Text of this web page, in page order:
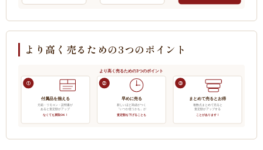
より高く売るための3つのポイント
より高く売るための3つのポイント
①
付属品を揃える
元箱・リモコン・説明書が
あると査定額がアップ
なくても買取OK！
②
早めに売る
新しいほど高値がつく
「いつか使うかも」が
査定額を下げることも
③
まとめて売るとお得
複数点まとめて売ると
査定額がアップする
ことがあります！